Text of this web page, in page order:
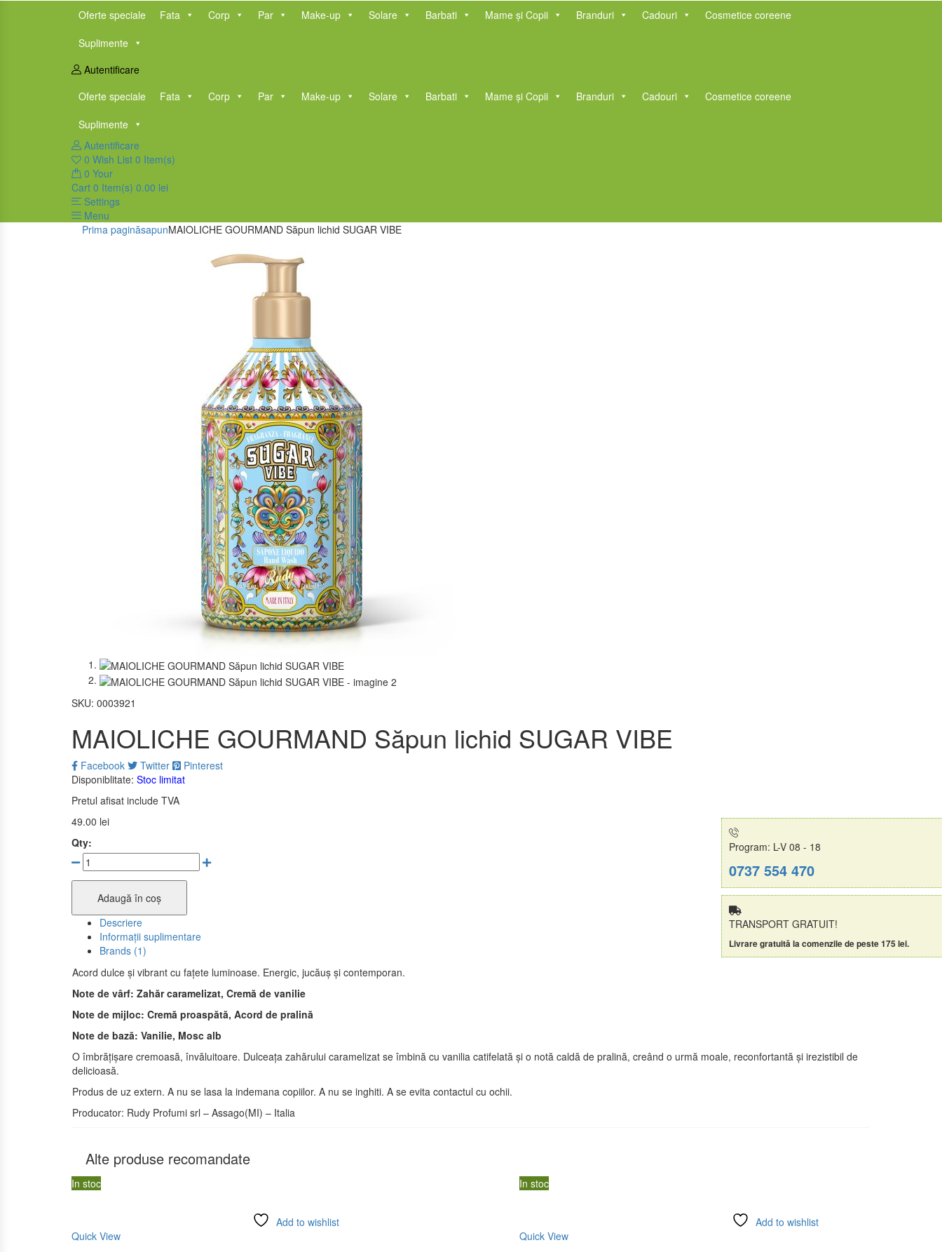
Oferte speciale
Fata Corp Par Make-up Solare Barbati Mame și Copii Branduri Cadouri
Cosmetice coreene
Suplimente
Autentificare
Oferte speciale
Fata Corp Par Make-up Solare Barbati Mame și Copii Branduri Cadouri
Cosmetice coreene
Suplimente
Autentificare
0 Wish List 0 Item(s)
0 Your
Cart 0 Item(s) 0.00 lei
Settings
Menu
Prima paginăsapunMAIOLICHE GOURMAND Săpun lichid SUGAR VIBE
SKU: 0003921
MAIOLICHE GOURMAND Săpun lichid SUGAR VIBE
Facebook Twitter
Pinterest
Disponiblitate: Stoc limitat
Pretul afisat include TVA
Program: L-V 08 - 18
0737 554 470
TRANSPORT GRATUIT!
Livrare gratuită la comenzile de peste 175 lei.
49.00 lei
Qty:
Adaugă în coș
Descriere
Informații suplimentare
Brands (1)
Acord dulce și vibrant cu fațete luminoase. Energic, jucăuș și contemporan.
Note de vârf: Zahăr caramelizat, Cremă de vanilie
Note de mijloc: Cremă proaspătă, Acord de pralină
Note de bază: Vanilie, Mosc alb
O îmbrățișare cremoasă, învăluitoare. Dulceața zahărului caramelizat se îmbină cu vanilia catifelată și o notă caldă de pralină, creând o urmă moale, reconfortantă și irezistibil de
delicioasă.
Produs de uz extern. A nu se lasa la indemana copiilor. A nu se inghiti. A se evita contactul cu ochii.
Producator: Rudy Profumi srl – Assago(MI) – Italia
Alte produse recomandate
In stoc
Add to wishlist
Quick View
In stoc
Add to wishlist
Quick View